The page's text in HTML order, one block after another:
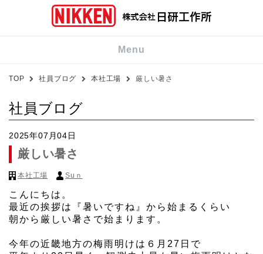
Menu
TOP 社員ブログ 本社工場 厳しい暑さ
社員ブログ
2025年07月04日
厳しい暑さ
本社工場 Suｎ
こんにちは。
最近の挨拶は『暑いですね』から始まるくらい
朝から厳しい暑さで始まります。
今年の近畿地方の梅雨明けは６月27日で